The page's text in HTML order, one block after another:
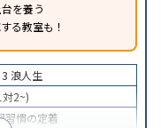
を養う
る教室も！
浪人生
2~)
習慣の定着